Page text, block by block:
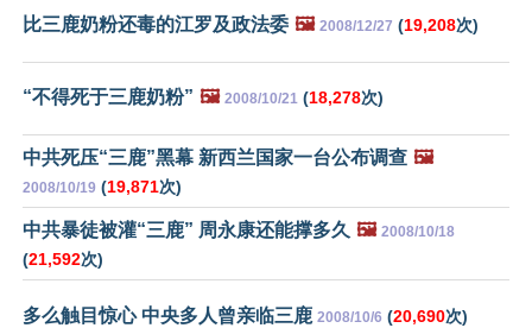
比三鹿奶粉还毒的江罗及政法委 🖼️ 2008/12/27 (19,208次)
“不得死于三鹿奶粉” 🖼️ 2008/10/21 (18,278次)
中共死压“三鹿”黑幕 新西兰国家一台公布调查 🖼️
2008/10/19 (19,871次)
中共暴徒被灌“三鹿” 周永康还能撑多久 🖼️ 2008/10/18
(21,592次)
多么触目惊心 中央多人曾亲临三鹿 2008/10/6 (20,690次)